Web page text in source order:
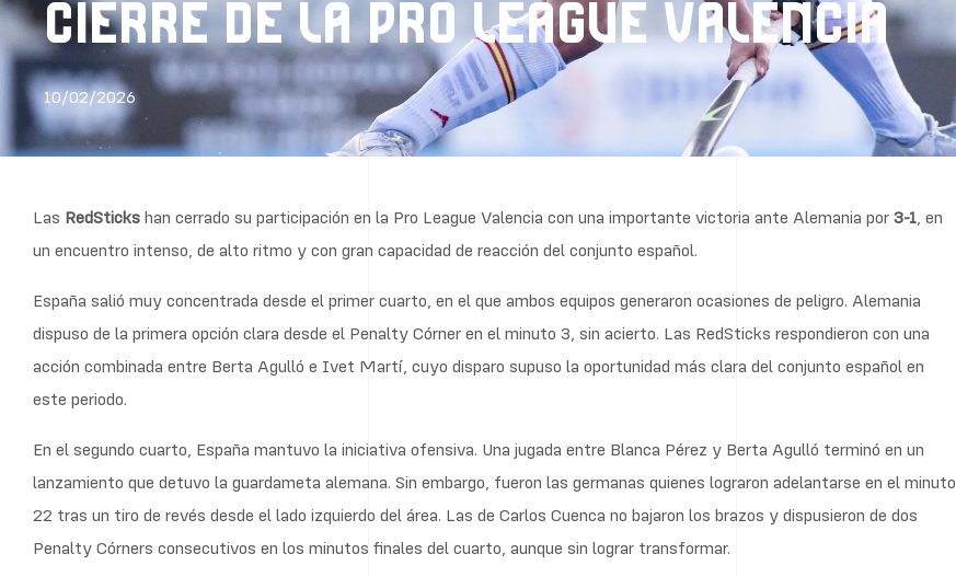
CIERRE DE LA PRO LEAGUE VALENCIA
10/02/2026
Las RedSticks han cerrado su participación en la Pro League Valencia con una importante victoria ante Alemania por 3-1, en
un encuentro intenso, de alto ritmo y con gran capacidad de reacción del conjunto español.
España salió muy concentrada desde el primer cuarto, en el que ambos equipos generaron ocasiones de peligro. Alemania
dispuso de la primera opción clara desde el Penalty Córner en el minuto 3, sin acierto. Las RedSticks respondieron con una
acción combinada entre Berta Agulló e Ivet Martí, cuyo disparo supuso la oportunidad más clara del conjunto español en
este periodo.
En el segundo cuarto, España mantuvo la iniciativa ofensiva. Una jugada entre Blanca Pérez y Berta Agulló terminó en un
lanzamiento que detuvo la guardameta alemana. Sin embargo, fueron las germanas quienes lograron adelantarse en el minuto
22 tras un tiro de revés desde el lado izquierdo del área. Las de Carlos Cuenca no bajaron los brazos y dispusieron de dos
Penalty Córners consecutivos en los minutos finales del cuarto, aunque sin lograr transformar.